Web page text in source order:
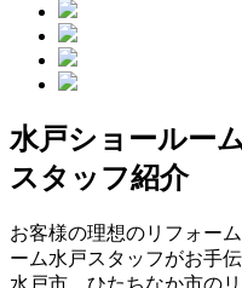
水戸ショールー
スタッフ紹介
お客様の理想のリフォー
ーム水戸スタッフがお手伝
水戸市、ひたちなか市の